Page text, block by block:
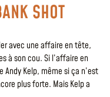
SHOT
avec une affaire en tête,
à son cou. Si l’affaire en
Kelp, même si ça n’est
plus forte. Mais Kelp a